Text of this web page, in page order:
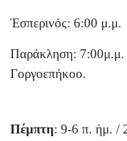
Ἑσπερινός: 6:00 μ.μ.
Παράκληση: 7:00μ.μ.
Γοργοεπήκοο.
Πέμπτη: 9-6 π. ἡμ. /